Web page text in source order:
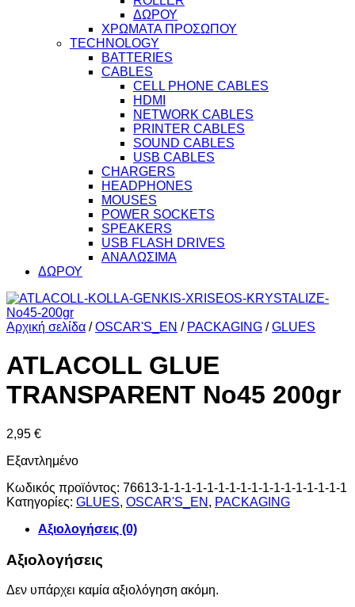
ΔΩΡΟΥ
ΧΡΩΜΑΤΑ ΠΡΟΣΩΠΟΥ
TECHNOLOGY
BATTERIES
CABLES
CELL PHONE CABLES
HDMI
NETWORK CABLES
PRINTER CABLES
SOUND CABLES
USB CABLES
CHARGERS
HEADPHONES
MOUSES
POWER SOCKETS
SPEAKERS
USB FLASH DRIVES
ΑΝΑΛΩΣΙΜΑ
ΔΩΡΟΥ
Αρχική σελίδα / OSCAR'S_EN / PACKAGING / GLUES
ATLACOLL GLUE
TRANSPARENT No45 200gr
2,95 €
Εξαντλημένο
Κωδικός προϊόντος: 76613-1-1-1-1-1-1-1-1-1-1-1-1-1-1-1-1-1
Κατηγορίες: GLUES, OSCAR'S_EN , PACKAGING
Αξιολογήσεις (0)
Αξιολογήσεις
Δεν υπάρχει καμία αξιολόγηση ακόμη.